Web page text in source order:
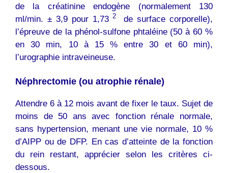
de la créatinine endogène (normalement 130
ml/min. ± 3,9 pour 1,732
de surface corporelle),
l’épreuve de la phénol-sulfone phtaléine (50 à 60 %
en 30 min, 10 à 15 % entre 30 et 60 min),
l’urographie intraveineuse.
Néphrectomie (ou atrophie rénale)
Attendre 6 à 12 mois avant de fixer le taux. Sujet de
moins de 50 ans avec fonction rénale normale,
sans hypertension, menant une vie normale, 10 %
d’AIPP ou de DFP. En cas d’atteinte de la fonction
du rein restant, apprécier selon les critères ci-
dessous.